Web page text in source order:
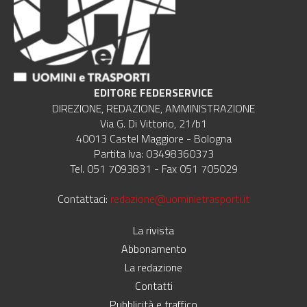
EDITORE FEDERSERVICE
DIREZIONE, REDAZIONE, AMMINISTRAZIONE
Via G. Di Vittorio, 21/b1
40013 Castel Maggiore - Bologna
Partita Iva: 03498360373
Tel. 051 7093831 - Fax 051 705029
Contattaci: redazione@uominietrasporti.it
La rivista
Abbonamento
La redazione
Contatti